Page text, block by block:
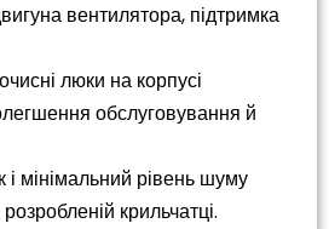
вентилятора, підтримка
люки на корпусі
обслуговування й
і мінімальний рівень шуму
крильчатці.